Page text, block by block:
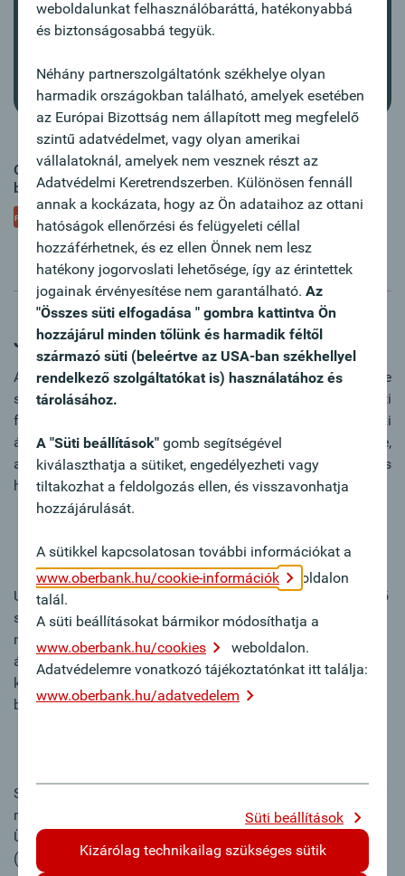
Accept media cookies
Oberbank Üzleti Ügyfélportál - Megbízási állomány
betöltése
Útmutató
Jellemzők
Az Oberbank vállalati Ügyfélportál azt nyújtja Önnek, amire
szüksége van, de még annál többet is: az alapvető vállalati
funkciók mellett, mint például a belföldi és nemzetközi
átutalások, számos hasznos funkció áll rendelkezésre,
amelyek a napi üzleti tevékenységet kényelmesebbé és
hatékonyabbá teszik.
Intuitív és egyszerű kezelhetőség
Utaljon „Drag&Drop” módszerrel. Ehhez húzza a terhelendő
számlaszámot a másikra. Ezután automatikusan
megnyílik a tranzakciós felület, ahol megadhatja az
átutalás adatait. A rendszer által ismert adatok, például a
kedvezményezett IBAN számlaszáma, automatikusan
betöltődnek.
Szétválasztaná a vállalati és lakossági hozzáféréseit, vagy
megosztani a munkatársaival? Az Oberbank vállalati
Ügyfélportálon meghatározhatja, hogy mely számlákat
(részesedések, leányvállalatok, privát pénzügyek) mely
weboldalunkat felhasználóbaráttá, hatékonyabbá
és biztonságosabbá tegyük.
Néhány partnerszolgáltatónk székhelye olyan
harmadik országokban található, amelyek esetében
az Európai Bizottság nem állapított meg megfelelő
szintű adatvédelmet, vagy olyan amerikai
vállalatoknál, amelyek nem vesznek részt az
Adatvédelmi Keretrendszerben. Különösen fennáll
annak a kockázata, hogy az Ön adataihoz az ottani
hatóságok ellenőrzési és felügyeleti céllal
hozzáférhetnek, és ez ellen Önnek nem lesz
hatékony jogorvoslati lehetősége, így az érintettek
jogainak érvényesítése nem garantálható. Az
"Összes süti elfogadása " gombra kattintva Ön
hozzájárul minden tőlünk és harmadik féltől
származó süti (beleértve az USA-ban székhellyel
rendelkező szolgáltatókat is) használatához és
tárolásához.
A "Süti beállítások" gomb segítségével
kiválaszthatja a sütiket, engedélyezheti vagy
tiltakozhat a feldolgozás ellen, és visszavonhatja
hozzájárulását.
A sütikkel kapcsolatosan további információkat a
www.oberbank.hu/cookie-információk
oldalon
talál.
A süti beállításokat bármikor módosíthatja a
www.oberbank.hu/cookies
weboldalon.
Adatvédelemre vonatkozó tájékoztatónkat itt találja:
www.oberbank.hu/adatvedelem
Süti beállítások
Kizárólag technikailag szükséges sütik